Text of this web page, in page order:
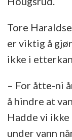
Tore
er viktig å
ikke i
– For åtte-ni
å hindre at
Hadde vi
under vann